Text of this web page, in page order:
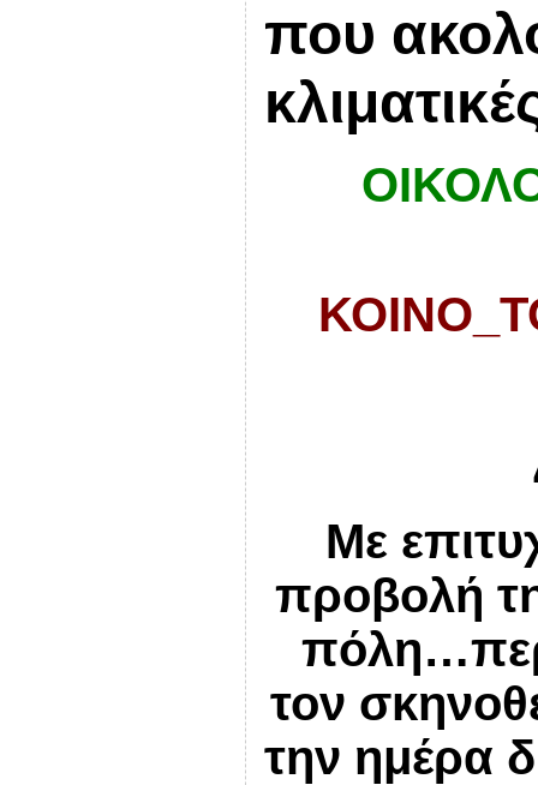
που
Με
προβολή
τον
την ημέρα